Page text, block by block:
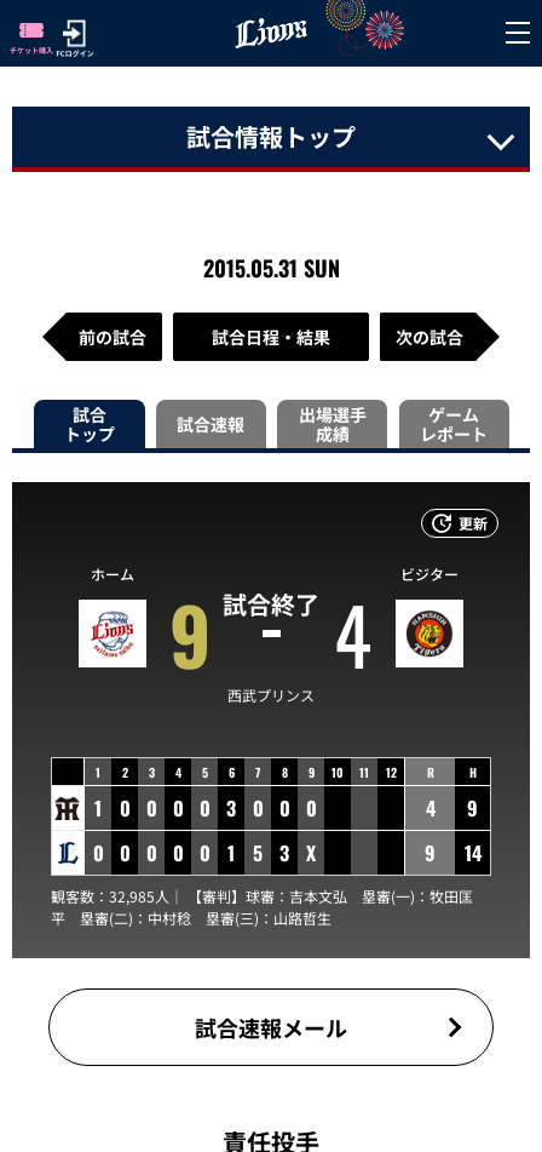
試合情報トップ
2015.05.31 SUN
前の試合 試合日程・結果 次の試合
試合
トップ
試合速報
出場選手
成績
ゲーム
レポート
更新
試合終了
ホーム
9 4
ビジター
西武プリンス
1 2 3 4 5 6 7 8 9 10 11 12
1 0 0 0 0 3 0 0 0
0 0 0 0 0 1 5 3 X
R H
4
9
9
14
観客数：32,985人｜ 【審判】球審： 吉本文弘 塁審(一)： 牧田匡
平 塁審(二)： 中村稔 塁審(三)： 山路哲生
試合速報メール
責任投手